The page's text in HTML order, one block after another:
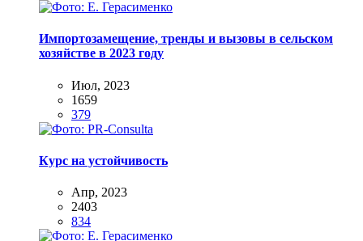
Импортозамещение, тренды и вызовы в сельском
хозяйстве в 2023 году
Июл, 2023
1659
379
Курс на устойчивость
Апр, 2023
2403
834